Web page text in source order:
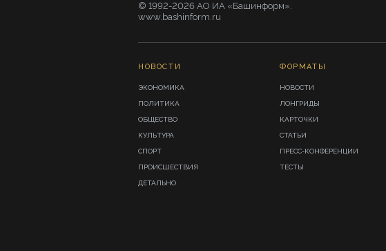
© 1992-2026 АО ИА «Башинформ».
www.bashinform.ru
НОВОСТИ
ЭКОНОМИКА
ПОЛИТИКА
ОБЩЕСТВО
КУЛЬТУРА
СПОРТ
ПРОИСШЕСТВИЯ
ДЕТАЛЬНО
ФОРМАТЫ
НОВОСТИ
ЛОНГРИДЫ
КАРТОЧКИ
СТАТЬИ
ПРЕСС-КОНФЕРЕНЦИИ
ТЕСТЫ